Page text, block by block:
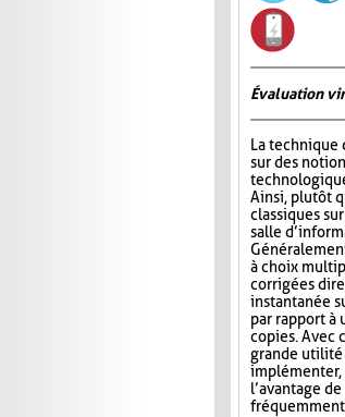
Évaluation
La technique
sur des
Ainsi, plutôt
classiques
salle
à choix
corrigées
instantanée
par rapport à
copies. Avec
grande utilité
implémenter,
l’avantage